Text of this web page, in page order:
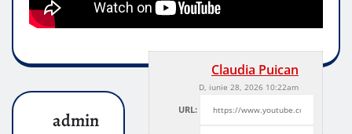
Claudia Puican
D, iunie 28, 2026 10:22am
URL:
admin